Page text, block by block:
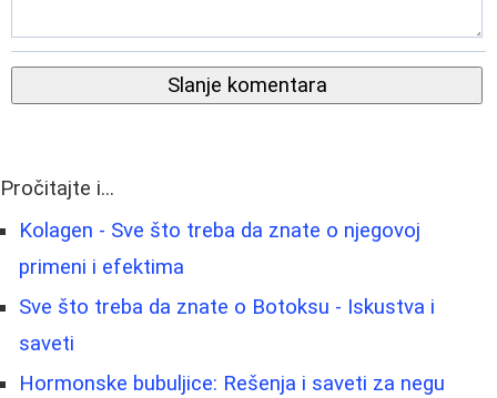
Slanje komentara
Pročitajte i...
Kolagen - Sve što treba da znate o njegovoj
primeni i efektima
Sve što treba da znate o Botoksu - Iskustva i
saveti
Hormonske bubuljice: Rešenja i saveti za negu